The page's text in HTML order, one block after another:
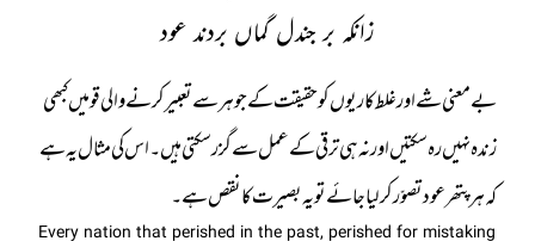
زانکہ بر جندل گماں بردند عود
بے معنی شے اور غلط کاریوں کو حقیقت کے جوہر سے تعبیر کرنے والی قومیں کبھی
زندہ نہیں رہ سکتیں اور نہ ہی ترقی کے عمل سے گزر سکتی ہیں۔ اس کی مثال یہ ہے
کہ ہر پتھر عود تصوّر کر لیا جائے تو یہ بصیرت کا نقص ہے۔
Every nation that perished in the past, perished for mistaking